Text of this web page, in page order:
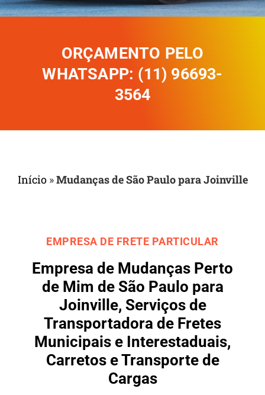
ORÇAMENTO PELO
WHATSAPP: (11) 96693-
3564
Início »Mudanças de São Paulo para Joinville
EMPRESA DE FRETE PARTICULAR
Empresa de Mudanças Perto
de Mim de São Paulo para
Joinville, Serviços de
Transportadora de Fretes
Municipais e Interestaduais,
Carretos e Transporte de
Cargas